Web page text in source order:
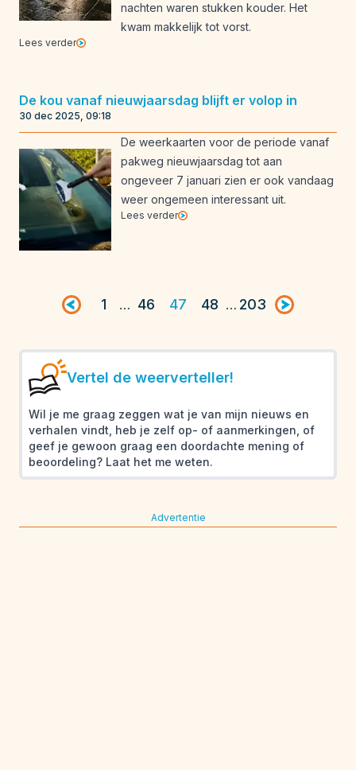
nachten waren stukken kouder. Het
kwam makkelijk tot vorst.
Lees verder
De kou vanaf nieuwjaarsdag blijft er volop in
30 dec 2025, 09:18
De weerkaarten voor de periode vanaf
pakweg nieuwjaarsdag tot aan
ongeveer 7 januari zien er ook vandaag
weer ongemeen interessant uit.
Lees verder
Vorige pagina
1 … 46 47 48 … 203 Volgende
Vertel de weerverteller!
Wil je me graag zeggen wat je van mijn nieuws en
verhalen vindt, heb je zelf op- of aanmerkingen, of
geef je gewoon graag een doordachte mening of
beoordeling? Laat het me weten.
Advertentie